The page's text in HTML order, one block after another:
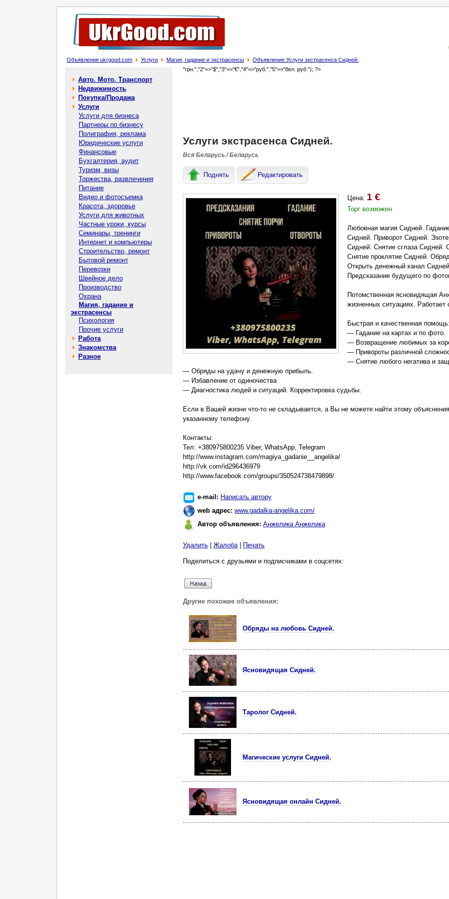
Объявления ukrgood.com Услуги Магия, гадание и экстрасенсы Объявление Услуги экстрасенса Сидней.
Авто. Мото. Транспорт
Недвижимость
Покупка/Продажа
Услуги
Услуги для бизнеса
Партнеры по бизнесу
Полиграфия, реклама
Юридические услуги
Финансовые
Бухгалтерия, аудит
Туризм, визы
Торжества, развлечения
Питание
Видео и фотосъемка
Красота, здоровье
Услуги для животных
Частные уроки, курсы
Семинары, тренинги
Интернет и компьютеры
Строительство, ремонт
Бытовой ремонт
Перевозки
Швейное дело
Производство
Охрана
Магия, гадание и
экстрасенсы
Психология
Прочие услуги
Работа
Знакомства
Разное
"грн.","2"=>"$","3"=>"€","4"=>"руб.","5"=>"бел. руб."); ?>
Услуги экстрасенса Сидней.
Вся Беларусь / Беларусь
Поднять Редактировать
Цена: 1 €
Торг возможен
Любовная магия Сидней.
Сидней. Приворот Сидней.
Сидней. Снятие сглаза Сидней.
Снятие проклятие Сидней.
Открыть денежный канал
Предсказание будущего по
Потомственная ясновидящая
жизненных ситуациях.
Быстрая и качественная
— Гадание на картах и по фото.
— Возвращение любимых за
— Привороты различной
— Снятие любого негатива и
— Обряды на удачу и денежную прибыль.
— Избавление от одиночества
— Диагностика людей и ситуаций. Корректировка судьбы.
Если в Вашей жизни что-то не складывается, а Вы не можете найти этому
указанному телефону.
Контакты:
Тел: +380975800235 Viber, WhatsApp, Telegram
http://www.instagram.com/magiya_gadanie__angelika/
http://vk.com/id296436979
http://www.facebook.com/groups/350524738479898/
e-mail: Написать автору
web адрес: www.gadalka-angelika.com/
Автор объявления: Анжелика Анжелика
Удалить Жалоба| Печать
Поделиться с друзьями и подписчиками в соцсетях:
Другие похожие объявления:
Обряды на любовь Сидней.
Ясновидящая Сидней.
Таролог Сидней.
Магические услуги Сидней.
Ясновидящая онлайн Сидней.